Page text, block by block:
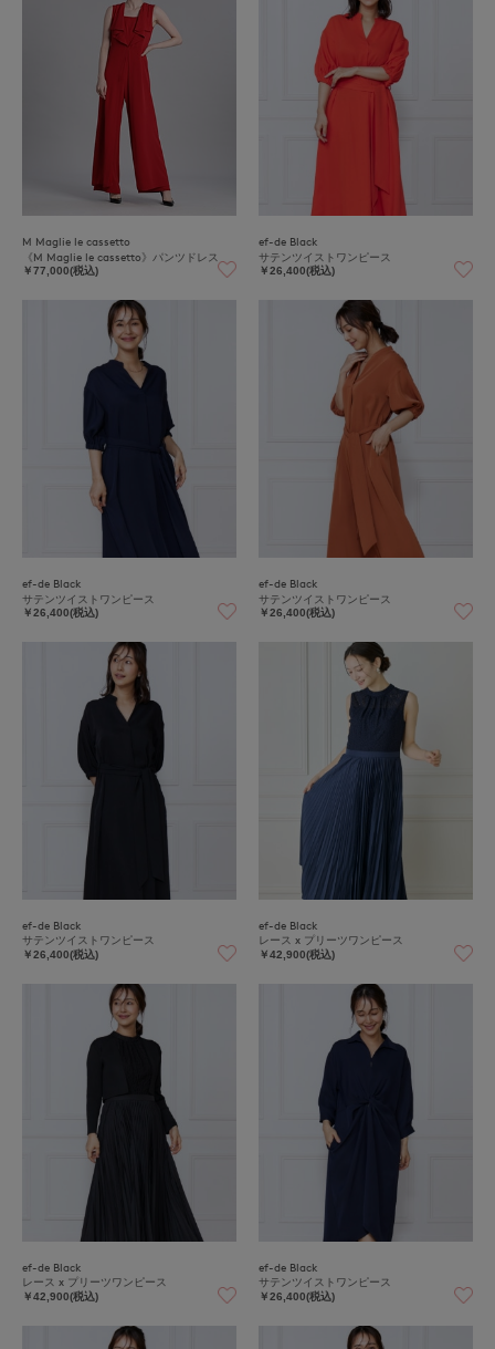
M Maglie le cassetto
《M Maglie le cassetto》パンツドレス
￥77,000(税込)
ef-de Black
サテンツイストワンピース
￥26,400(税込)
ef-de Black
サテンツイストワンピース
￥26,400(税込)
ef-de Black
サテンツイストワンピース
￥26,400(税込)
ef-de Black
サテンツイストワンピース
￥26,400(税込)
ef-de Black
レース x プリーツワンピース
￥42,900(税込)
ef-de Black
レース x プリーツワンピース
￥42,900(税込)
ef-de Black
サテンツイストワンピース
￥26,400(税込)